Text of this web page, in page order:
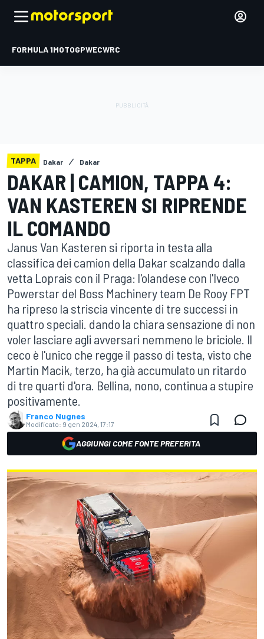
FORMULA 1MOTOGPWECWRC
TAPPA Dakar Dakar
DAKAR | CAMION, TAPPA 4:
VAN KASTEREN SI RIPRENDE
IL COMANDO
Janus Van Kasteren si riporta in testa alla
classifica dei camion della Dakar scalzando dalla
vetta Loprais con il Praga: l'olandese con l'Iveco
Powerstar del Boss Machinery team De Rooy FPT
ha ripreso la striscia vincente di tre successi in
quattro speciali. dando la chiara sensazione di non
voler lasciare agli avversari nemmeno le briciole. Il
ceco è l'unico che regge il passo di testa, visto che
Martin Macik, terzo, ha già accumulato un ritardo
di tre quarti d'ora. Bellina, nono, continua a stupire
positivamente.
Franco Nugnes
Modificato: 9 gen 2024, 17:17
AGGIUNGI COME FONTE PREFERITA